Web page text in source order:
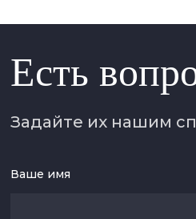
Есть
Задайте их нашим
Ваше имя